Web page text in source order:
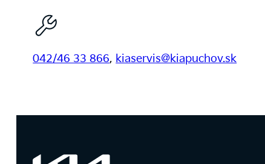
042/46 33 866, kiaservis@kiapuchov.sk